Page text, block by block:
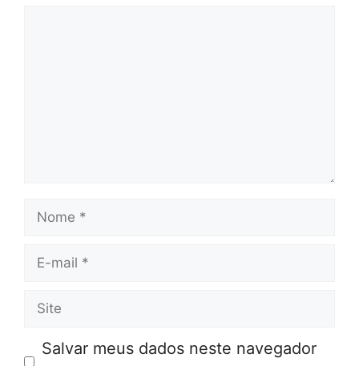
Nome
E-
Site
Salvar meus dados neste navegador